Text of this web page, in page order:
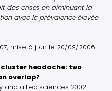
des crises en diminuant la
avec la prévalence élevée
mise à jour le 20/09/2006
headache: two
overlap?
and allied sciences 2002.